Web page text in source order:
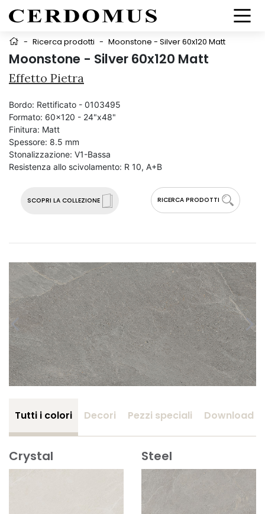
- Ricerca prodotti - Moonstone - Silver 60x120 Matt
Moonstone - Silver 60x120 Matt
Effetto Pietra
SCOPRI LA COLLEZIONE RICERCA PRODOTTI
Bordo: Rettificato - 0103495
Formato: 60x120 - 24"x48"
Finitura: Matt
Spessore: 8.5 mm
Stonalizzazione: V1-Bassa
Resistenza allo scivolamento: R 10, A+B
Tutti i colori Decori Pezzi speciali Download
Crystal Steel